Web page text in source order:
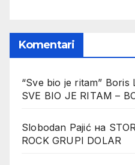
Komentari
“Sve bio je ritam” Boris
SVE BIO JE RITAM –
Slobodan Pajićна
ROCK GRUPI DOLAR